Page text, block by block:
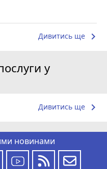
Дивитись ще keyboard_arrow_right
у
Дивитись ще keyboard_arrow_right
новинами